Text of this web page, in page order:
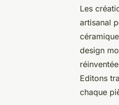
Les
artisanal
design
Editons
chaque